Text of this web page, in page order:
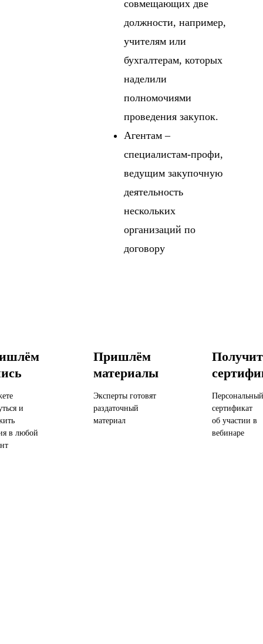
совмещающих две
должности, например,
учителям или
бухгалтерам, которых
наделили
полномочиями
проведения закупок.
Агентам –
специалистам-профи,
ведущим закупочную
деятельность
нескольких
организаций по
договору
и
в любой
Пришлём
материалы
Эксперты готовят
раздаточный
материал
сертификат
об участии в
вебинаре